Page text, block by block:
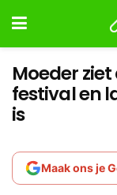
Moeder
festival en
is
Maak ons je